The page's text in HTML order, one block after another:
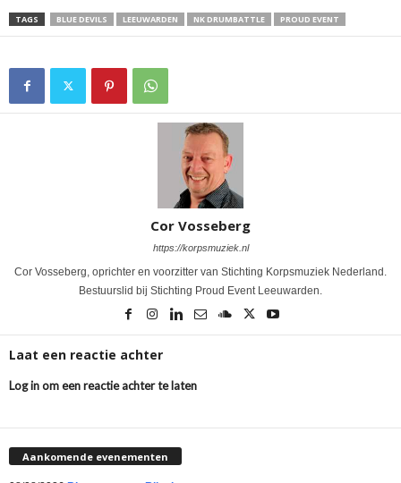
TAGS BLUE DEVILS LEEUWARDEN NK DRUMBATTLE PROUD EVENT
Cor Vosseberg
https://korpsmuziek.nl
Cor Vosseberg, oprichter en voorzitter van Stichting Korpsmuziek Nederland.
Bestuurslid bij Stichting Proud Event Leeuwarden.
Laat een reactie achter
Log in om een reactie achter te laten
Aankomende evenementen